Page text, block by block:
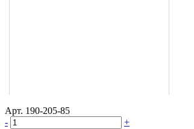
Арт. 190-205-85
-
+